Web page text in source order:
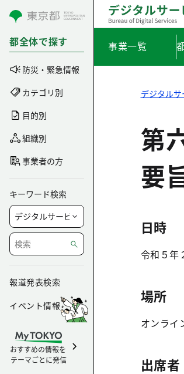
コンテンツにスキップ
都全体で探す
防災・緊急情報
カテゴリ別
目的別
組織別
事業者の方
キーワード検索
報道発表検索
イベント情報
おすすめの情報を
テーマごとに発信
事業一覧
デジタル
第
要
日時
令和５年
場所
オンライ
出席者